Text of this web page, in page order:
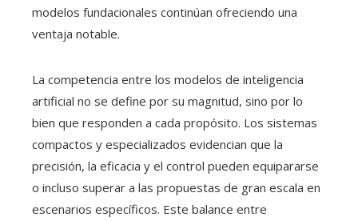
modelos fundacionales continúan ofreciendo una
ventaja notable.
La competencia entre los modelos de inteligencia
artificial no se define por su magnitud, sino por lo
bien que responden a cada propósito. Los sistemas
compactos y especializados evidencian que la
precisión, la eficacia y el control pueden equipararse
o incluso superar a las propuestas de gran escala en
escenarios específicos. Este balance entre